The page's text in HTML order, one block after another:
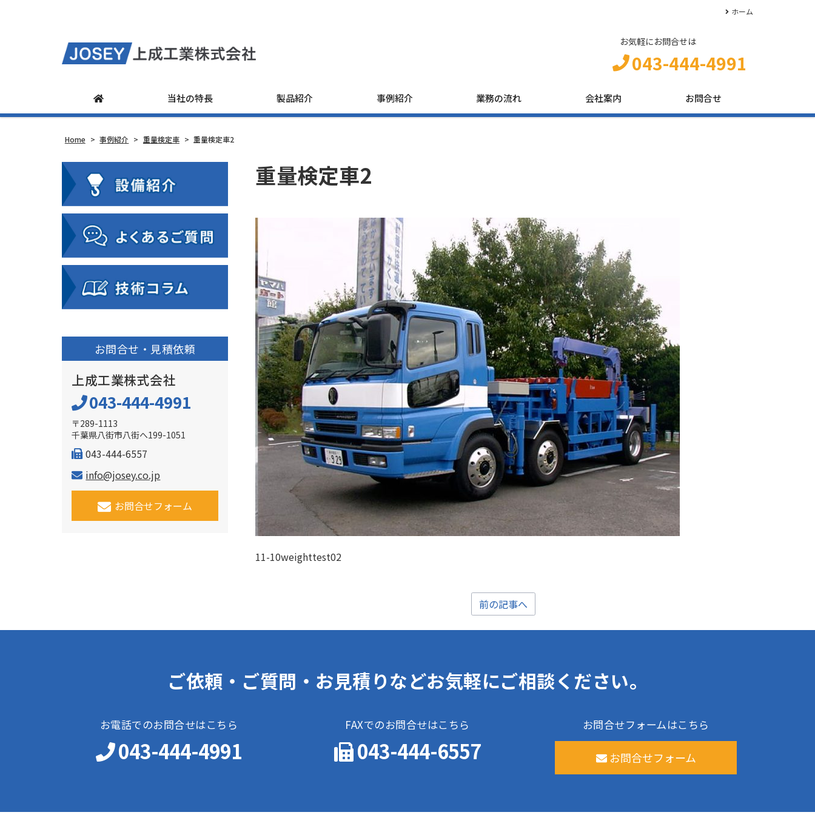
ホーム
お気軽にお問合せは
043-444-4991
当社の特長 製品紹介 事例紹介 業務の流れ 会社案内 お問合せ
Home > 事例紹介 > 重量検定車 > 重量検定車2
重量検定車2
11-10weighttest02
前の記事へ
お問合せ・見積依頼
上成工業株式会社
043-444-4991
〒289-1113
千葉県八街市八街へ199-1051
043-444-6557
info@josey.co.jp
お問合せフォーム
ご依頼・ご質問・お見積りなどお気軽にご相談ください。
お電話でのお問合せはこちら
043-444-4991
FAXでのお問合せはこちら
043-444-6557
お問合せフォームはこちら
お問合せフォーム